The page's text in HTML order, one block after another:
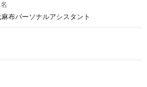
麻布パーソナルアシスタント